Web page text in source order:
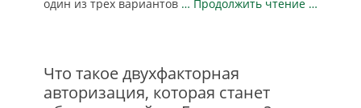
один из трех вариантов … Продолжить чтение …
Что такое двухфакторная
авторизация, которая станет